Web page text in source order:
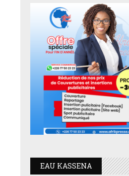
EAU KASSENA